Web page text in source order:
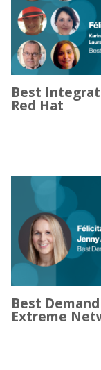
Best
Red Hat
Best
Extreme